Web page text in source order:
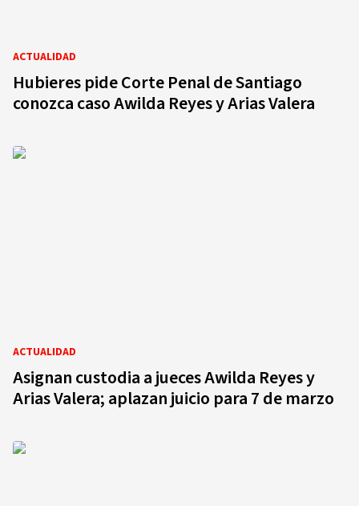
ACTUALIDAD
Hubieres pide Corte Penal de Santiago
conozca caso Awilda Reyes y Arias Valera
ACTUALIDAD
Asignan custodia a jueces Awilda Reyes y
Arias Valera; aplazan juicio para 7 de marzo